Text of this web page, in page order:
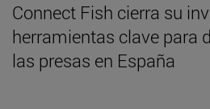
Connect Fish cierra su
herramientas clave para
las presas en España